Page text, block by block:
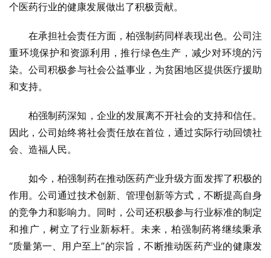
个医药行业的健康发展做出了积极贡献。
在承担社会责任方面，柏强制药同样表现出色。公司注
重环境保护和资源利用，推行绿色生产，减少对环境的污
染。公司积极参与社会公益事业，为贫困地区提供医疗援助
和支持。
柏强制药深知，企业的发展离不开社会的支持和信任。
因此，公司始终将社会责任放在首位，通过实际行动回馈社
会、造福人民。
如今，柏强制药在推动医药产业升级方面发挥了积极的
作用。公司通过技术创新、管理创新等方式，不断提高自身
的竞争力和影响力。同时，公司还积极参与行业标准的制定
和推广，树立了行业新标杆。未来，柏强制药将继续秉承
“质量第一、用户至上”的宗旨，不断推动医药产业的健康发